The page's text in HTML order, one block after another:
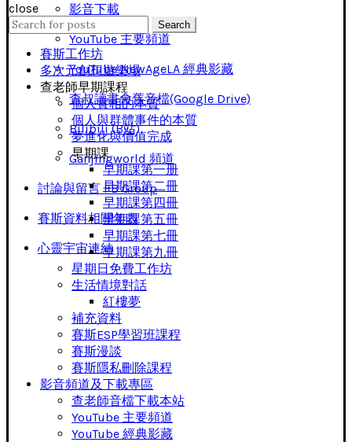
影音下載
YouTube 主要頻道
YouTube NewAgeLA 經典影藏
查叔讀書會舊音檔(Google Drive)
Bilibili (B站)
Ganjingworld 頻道
討論與留言 FB Group
賽斯資料相關年表
心靈宇宙連結
close
Search
for:
Search
賽斯工作坊
多次元創想遊樂場
查老師早期課程
個人實相的本質
個人與群體事件的本質
夢進化與價值完成
早期課
早期課第一册
早期課第二冊
早期課第四冊
早期課第五冊
早期課第七冊
早期課第九冊
星期日免費工作坊
生活情境對話
紅樓夢
補充資料
賽斯ESP學習班課程
賽斯漫談
賽斯隱私刪除課程
影音頻道及下載專區
查老師音檔下載本站
YouTube 主要頻道
YouTube 經典影藏